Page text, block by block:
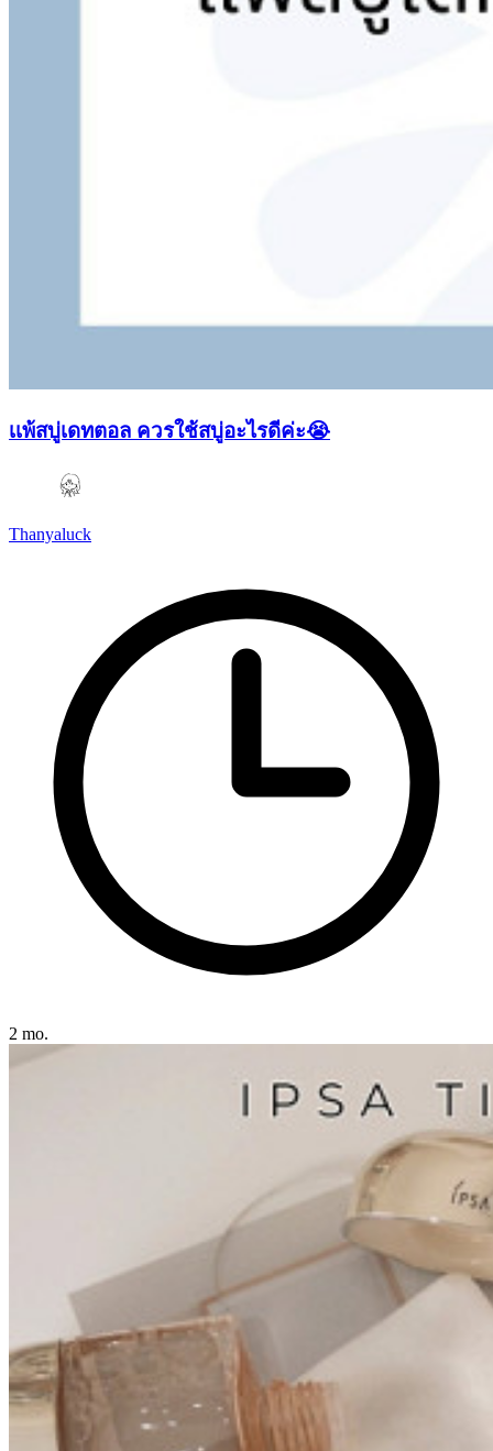
เเพ้สบู่เดทตอล ควรใช้สบู่อะไรดีค่ะ😭
Thanyaluck
2 mo.